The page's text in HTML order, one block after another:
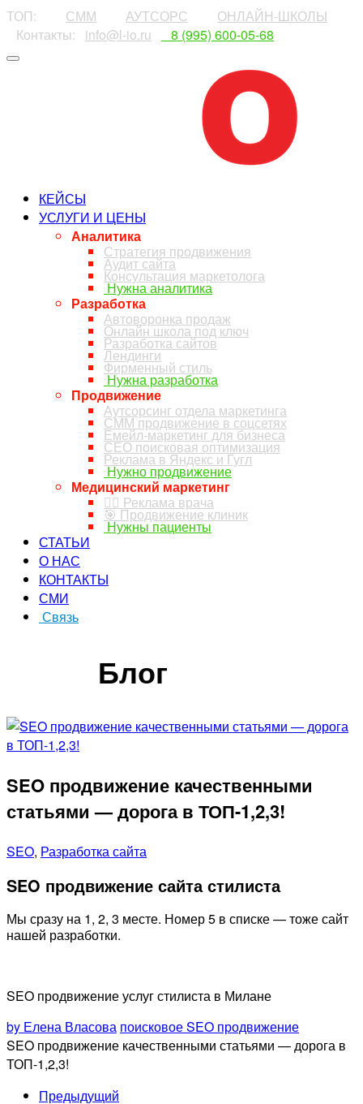
ТОП: СММ АУТСОРС
ОНЛАЙН-ШКОЛЫ
⠀Контакты:⠀ info@l-io.ru ⠀8 (995) 600-05-68
КЕЙСЫ
УСЛУГИ И ЦЕНЫ
Аналитика
Стратегия продвижения
Аудит сайта
Консультация маркетолога
Нужна аналитика
Разработка
Автоворонка продаж
Онлайн школа под ключ
Разработка сайтов
Лендинги
Фирменный стиль
Нужна разработка
Продвижение
Аутсорсинг отдела маркетинга
СММ продвижение в соцсетях
Емейл-маркетинг для бизнеса
СЕО поисковая оптимизация
Реклама в Яндекс и Гугл
Нужно продвижение
Медицинский маркетинг
👨‍⚕️ Реклама врача
🎯 Продвижение клиник
Нужны пациенты
СТАТЬИ
О НАС
КОНТАКТЫ
СМИ
Связь
Блог
SEO продвижение качественными
статьями — дорога в ТОП-1,2,3!
SEO, Разработка сайта
SEO продвижение сайта стилиста
Мы сразу на 1, 2, 3 месте. Номер 5 в списке — тоже сайт
нашей разработки.
SEO продвижение услуг стилиста в Милане
by Елена Власова поисковое SEO продвижение
SEO продвижение качественными статьями — дорога в
ТОП-1,2,3!
Предыдущий